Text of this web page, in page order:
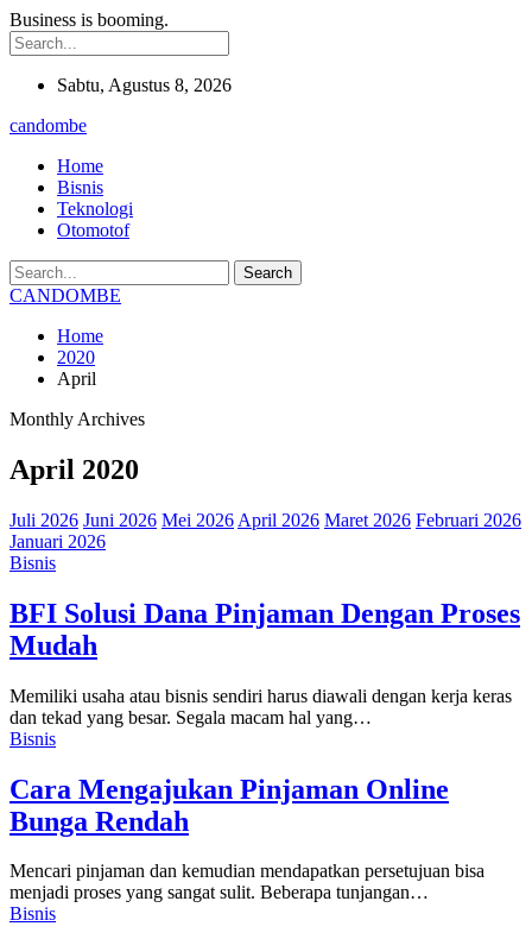
Business is booming.
Sabtu, Agustus 8, 2026
candombe
Home
Bisnis
Teknologi
Otomotof
CANDOMBE
Home
2020
April
Monthly Archives
April 2020
Juli 2026 Juni 2026 Mei 2026 April 2026 Maret 2026 Februari 2026
Januari 2026
Bisnis
BFI Solusi Dana Pinjaman Dengan Proses
Mudah
Memiliki usaha atau bisnis sendiri harus diawali dengan kerja keras
dan tekad yang besar. Segala macam hal yang…
Bisnis
Cara Mengajukan Pinjaman Online
Bunga Rendah
Mencari pinjaman dan kemudian mendapatkan persetujuan bisa
menjadi proses yang sangat sulit. Beberapa tunjangan…
Bisnis